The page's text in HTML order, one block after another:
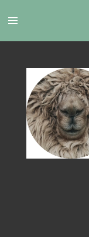
direct
naar
hoofdinhoud